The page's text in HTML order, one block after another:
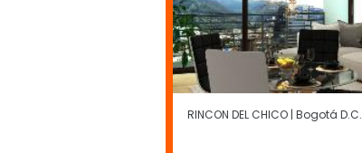
RINCON DEL CHICO | Bogotá D.C.